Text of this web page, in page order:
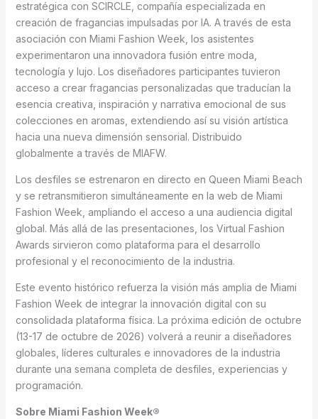
estratégica con SCIRCLE, compañía especializada en
creación de fragancias impulsadas por IA. A través de esta
asociación con Miami Fashion Week, los asistentes
experimentaron una innovadora fusión entre moda,
tecnología y lujo. Los diseñadores participantes tuvieron
acceso a crear fragancias personalizadas que traducían la
esencia creativa, inspiración y narrativa emocional de sus
colecciones en aromas, extendiendo así su visión artística
hacia una nueva dimensión sensorial. Distribuido
globalmente a través de MIAFW.
Los desfiles se estrenaron en directo en Queen Miami Beach
y se retransmitieron simultáneamente en la web de Miami
Fashion Week, ampliando el acceso a una audiencia digital
global. Más allá de las presentaciones, los Virtual Fashion
Awards sirvieron como plataforma para el desarrollo
profesional y el reconocimiento de la industria.
Este evento histórico refuerza la visión más amplia de Miami
Fashion Week de integrar la innovación digital con su
consolidada plataforma física. La próxima edición de octubre
(13-17 de octubre de 2026) volverá a reunir a diseñadores
globales, líderes culturales e innovadores de la industria
durante una semana completa de desfiles, experiencias y
programación.
Sobre Miami Fashion Week®